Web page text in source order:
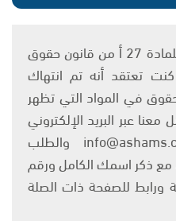
يتم الاستخدام المواد وفقًا للمادة 27 أ من قانون حقوق
2007، وإن كنت تعتقد أنه تم انتهاك
في المواد التي تظهر
عبر البريد الإلكتروني
على العنوان التالي: info@ashams.com والطلب
مع ذكر اسمك الكامل ورقم
ورابط للصفحة ذات الصلة